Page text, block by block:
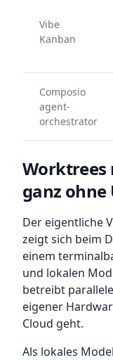
Vibe
Kanban
Composio
agent-
orchestrator
Worktrees
ganz ohne
Der eigentliche
zeigt sich beim
einem
und lokalen
betreibt
eigener
Cloud geht.
Als lokales